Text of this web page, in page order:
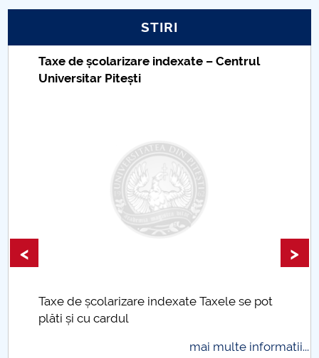
STIRI
Taxe de școlarizare indexate – Centrul
Universitar Pitești
Taxe de școlarizare indexate Taxele se pot
plăti și cu cardul
mai multe informatii...
< >